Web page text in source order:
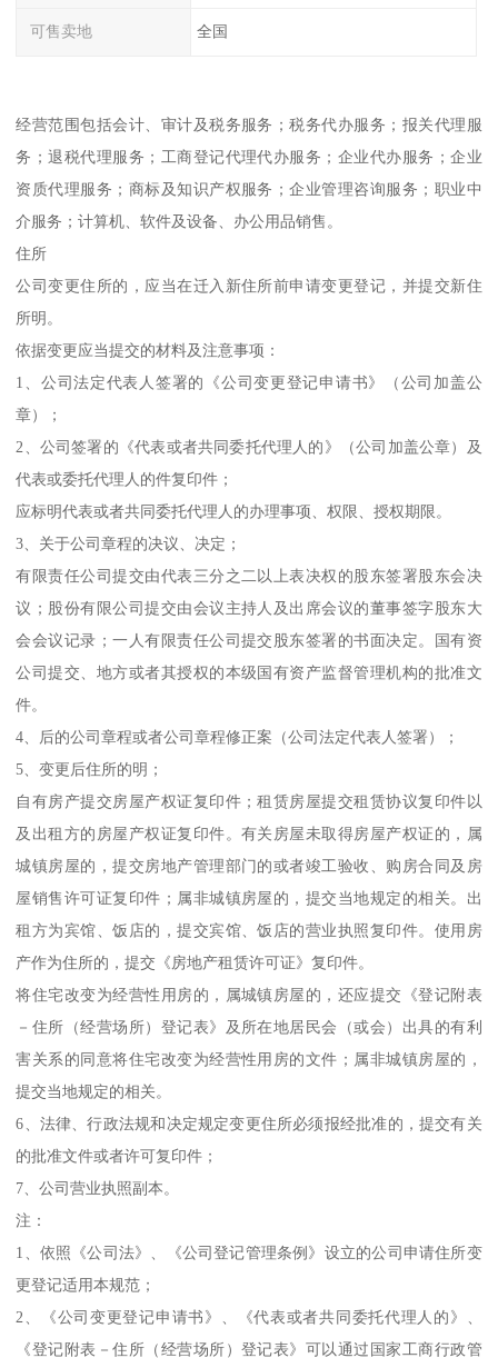
可售卖地 全国
经营范围包括会计、审计及税务服务；税务代办服务；报关代理服
务；退税代理服务；工商登记代理代办服务；企业代办服务；企业
资质代理服务；商标及知识产权服务；企业管理咨询服务；职业中
介服务；计算机、软件及设备、办公用品销售。
住所
公司变更住所的，应当在迁入新住所前申请变更登记，并提交新住
所明。
依据变更应当提交的材料及注意事项：
1、公司法定代表人签署的《公司变更登记申请书》（公司加盖公
章）；
2、公司签署的《代表或者共同委托代理人的》（公司加盖公章）及
代表或委托代理人的件复印件；
应标明代表或者共同委托代理人的办理事项、权限、授权期限。
3、关于公司章程的决议、决定；
有限责任公司提交由代表三分之二以上表决权的股东签署股东会决
议；股份有限公司提交由会议主持人及出席会议的董事签字股东大
会会议记录；一人有限责任公司提交股东签署的书面决定。国有资
公司提交、地方或者其授权的本级国有资产监督管理机构的批准文
件。
4、后的公司章程或者公司章程修正案（公司法定代表人签署）；
5、变更后住所的明；
自有房产提交房屋产权证复印件；租赁房屋提交租赁协议复印件以
及出租方的房屋产权证复印件。有关房屋未取得房屋产权证的，属
城镇房屋的，提交房地产管理部门的或者竣工验收、购房合同及房
屋销售许可证复印件；属非城镇房屋的，提交当地规定的相关。出
租方为宾馆、饭店的，提交宾馆、饭店的营业执照复印件。使用房
产作为住所的，提交《房地产租赁许可证》复印件。
将住宅改变为经营性用房的，属城镇房屋的，还应提交《登记附表
－住所（经营场所）登记表》及所在地居民会（或会）出具的有利
害关系的同意将住宅改变为经营性用房的文件；属非城镇房屋的，
提交当地规定的相关。
6、法律、行政法规和决定规定变更住所必须报经批准的，提交有关
的批准文件或者许可复印件；
7、公司营业执照副本。
注：
1、依照《公司法》、《公司登记管理条例》设立的公司申请住所变
更登记适用本规范；
2、《公司变更登记申请书》、《代表或者共同委托代理人的》、
《登记附表－住所（经营场所）登记表》可以通过国家工商行政管